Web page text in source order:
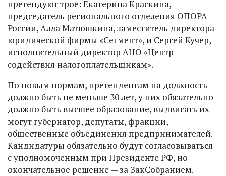
претендуют трое: Екатерина Краскина,
председатель регионального отделения ОПОРА
России, Алла Матюшкина, заместитель директора
юридической фирмы «Сегмент», и Сергей Кучер,
исполнительный директор АНО «Центр
содействия налогоплательщикам».
По новым нормам, претендентам на должность
должно быть не меньше 30 лет, у них обязательно
должно быть высшее образование, выдвигать их
могут губернатор, депутаты, фракции,
общественные объединения предпринимателей.
Кандидатуры обязательно будут согласовываться
с уполномоченным при Президенте РФ, но
окончательное решение — за ЗакСобранием.